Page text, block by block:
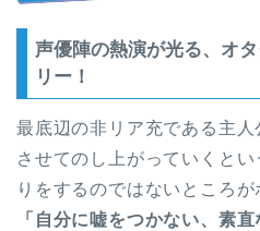
声優陣の熱演が光る、オ
リー！
最底辺の非リア充である主
させてのし上がっていくと
りをするのではないところが
「自分に嘘をつかない、素